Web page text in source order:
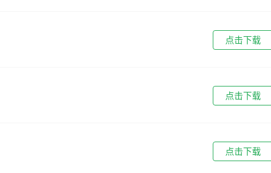
点击下载
点击下载
点击下载